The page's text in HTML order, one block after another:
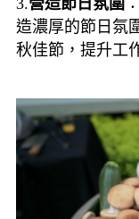
3.營造節日氛圍
造濃厚的節日氛
秋佳節，提升工